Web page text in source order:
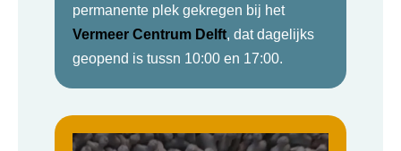
permanente plek gekregen bij het
Vermeer Centrum Delft, dat dagelijks
geopend is tussn 10:00 en 17:00.